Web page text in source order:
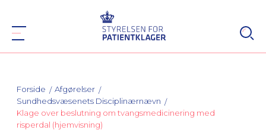
Forside
Afgørelser
Sundhedsvæsenets Disciplinærnævn
Klage over beslutning om tvangsmedicinering med
risperdal (hjemvisning)